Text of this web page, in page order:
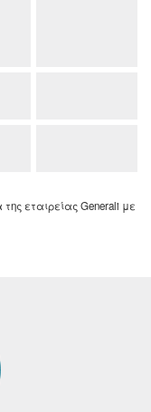
εταιρείας Generali με